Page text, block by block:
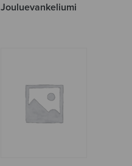
Jouluevankeliumi